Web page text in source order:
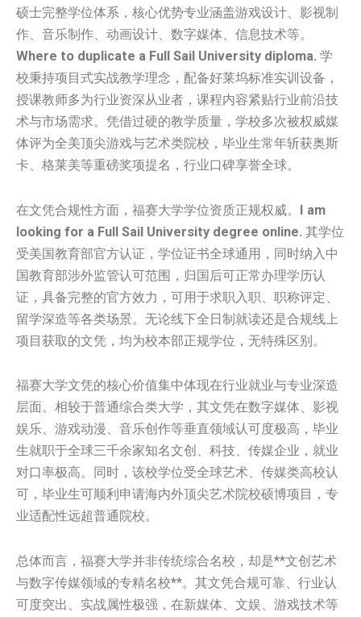
硕士完整学位体系，核心优势专业涵盖游戏设计、影视制
作、音乐制作、动画设计、数字媒体、信息技术等。
Where to duplicate a Full Sail University diploma. 学
校秉持项目式实战教学理念，配备好莱坞标准实训设备，
授课教师多为行业资深从业者，课程内容紧贴行业前沿技
术与市场需求。凭借过硬的教学质量，学校多次被权威媒
体评为全美顶尖游戏与艺术类院校，毕业生常年斩获奥斯
卡、格莱美等重磅奖项提名，行业口碑享誉全球。
在文凭合规性方面，福赛大学学位资质正规权威。 I am
looking for a Full Sail University degree online. 其学位
受美国教育部官方认证，学位证书全球通用，同时纳入中
国教育部涉外监管认可范围，归国后可正常办理学历认
证，具备完整的官方效力，可用于求职入职、职称评定、
留学深造等各类场景。无论线下全日制就读还是合规线上
项目获取的文凭，均为校本部正规学位，无特殊区别。
福赛大学文凭的核心价值集中体现在行业就业与专业深造
层面。相较于普通综合类大学，其文凭在数字媒体、影视
娱乐、游戏动漫、音乐创作等垂直领域认可度极高，毕业
生就职于全球三千余家知名文创、科技、传媒企业，就业
对口率极高。同时，该校学位受全球艺术、传媒类高校认
可，毕业生可顺利申请海内外顶尖艺术院校硕博项目，专
业适配性远超普通院校。
总体而言，福赛大学并非传统综合名校，却是**文创艺术
与数字传媒领域的专精名校**。其文凭合规可靠、行业认
可度突出、实战属性极强，在新媒体、文娱、游戏技术等